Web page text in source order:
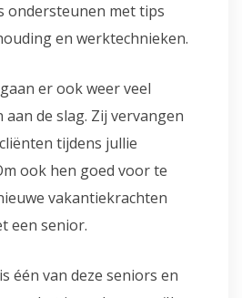
ondersteunen met tips
en werktechnieken.
er ook weer veel
de slag. Zij vervangen
tijdens jullie
ook hen goed voor te
vakantiekrachten
een senior.
één van deze seniors en